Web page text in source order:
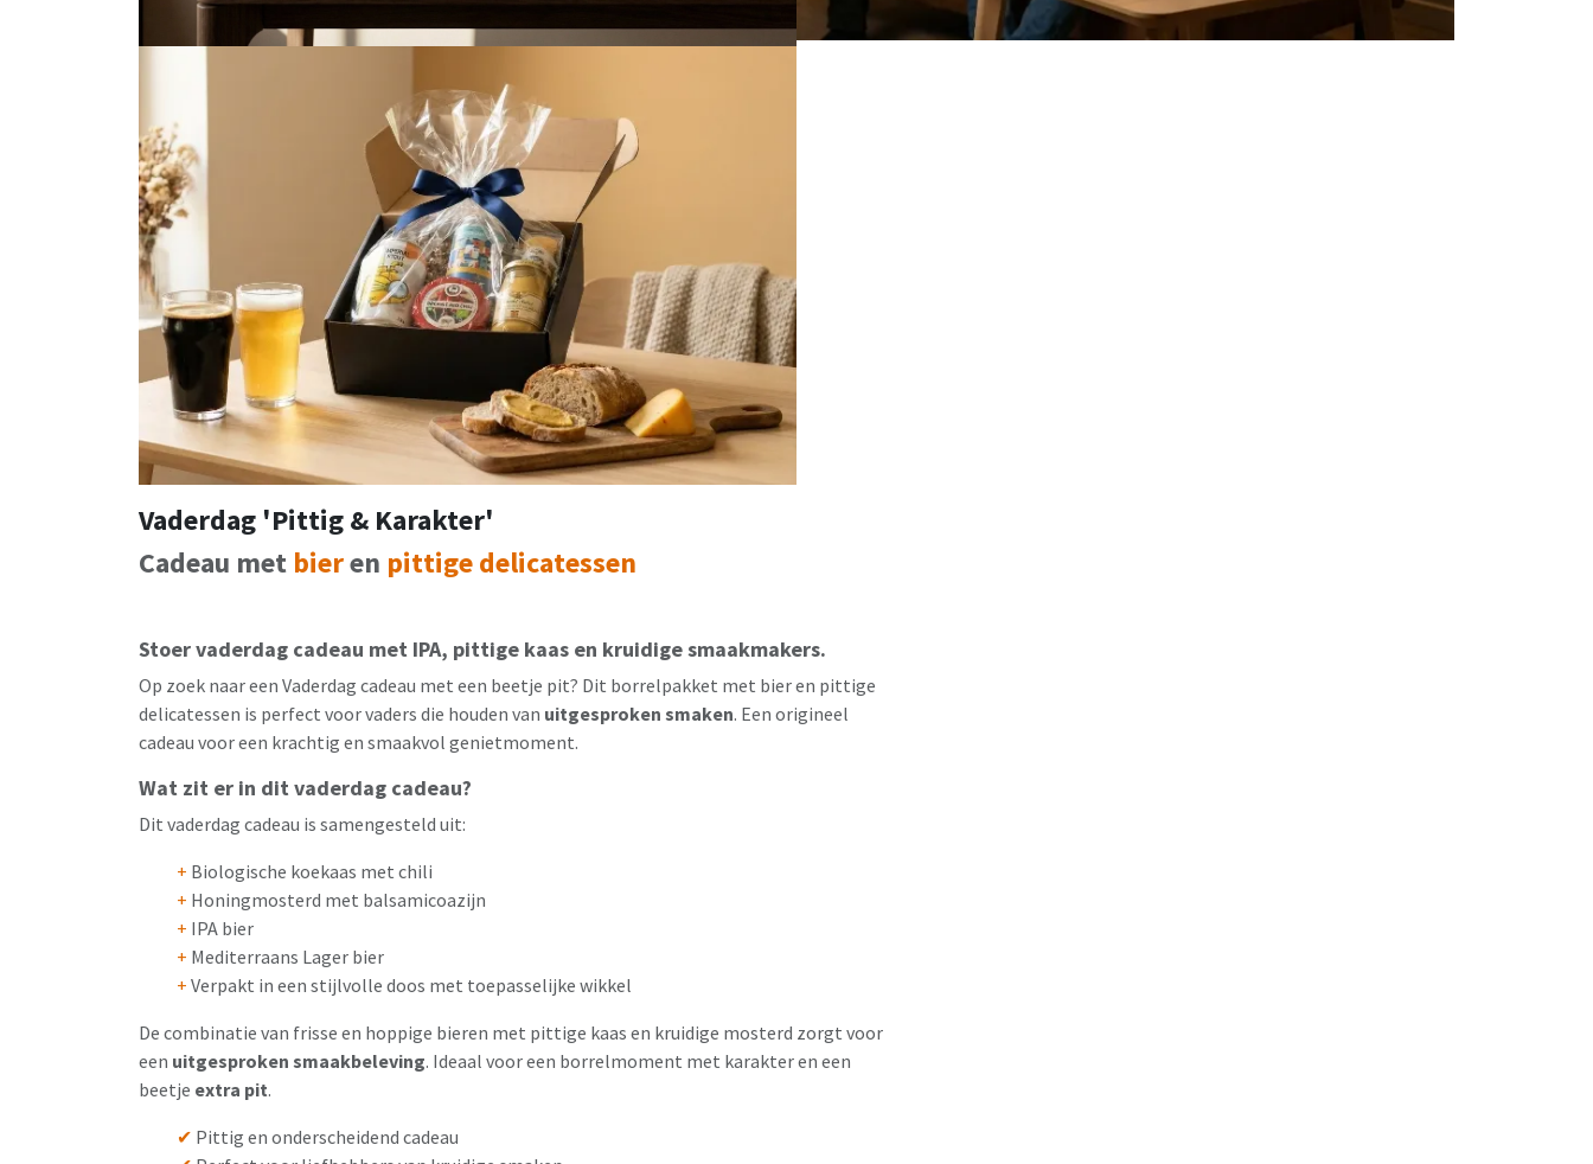
Vaderdag 'Pittig & Karakter'
Cadeau met bieren pittige delicatessen
Stoer vaderdag cadeau met IPA, pittige kaas en kruidige smaakmakers.
Op zoek naar een Vaderdag cadeau met een beetje pit? Dit borrelpakket met bier en pittige
delicatessen is perfect voor vaders die houden van uitgesproken smaken. Een origineel
cadeau voor een krachtig en smaakvol genietmoment.
Wat zit er in dit vaderdag cadeau?
Dit vaderdag cadeau is samengesteld uit:
+ Biologische koekaas met chili
+ Honingmosterd met balsamicoazijn
+ IPA bier
+ Mediterraans Lager bier
+ Verpakt in een stijlvolle doos met toepasselijke wikkel
De combinatie van frisse en hoppige bieren met pittige kaas en kruidige mosterd zorgt voor
een uitgesproken smaakbeleving. Ideaal voor een borrelmoment met karakter en een
beetje extra pit.
✔ Pittig en onderscheidend cadeau